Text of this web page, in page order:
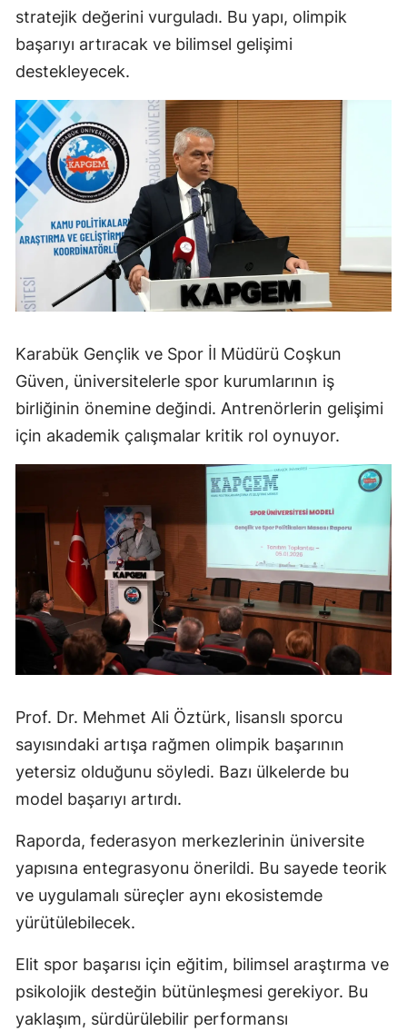
stratejik değerini vurguladı. Bu yapı, olimpik
başarıyı artıracak ve bilimsel gelişimi
destekleyecek.
Karabük Gençlik ve Spor İl Müdürü Coşkun
Güven, üniversitelerle spor kurumlarının iş
birliğinin önemine değindi. Antrenörlerin gelişimi
için akademik çalışmalar kritik rol oynuyor.
Prof. Dr. Mehmet Ali Öztürk, lisanslı sporcu
sayısındaki artışa rağmen olimpik başarının
yetersiz olduğunu söyledi. Bazı ülkelerde bu
model başarıyı artırdı.
Raporda, federasyon merkezlerinin üniversite
yapısına entegrasyonu önerildi. Bu sayede teorik
ve uygulamalı süreçler aynı ekosistemde
yürütülebilecek.
Elit spor başarısı için eğitim, bilimsel araştırma ve
psikolojik desteğin bütünleşmesi gerekiyor. Bu
yaklaşım, sürdürülebilir performansı